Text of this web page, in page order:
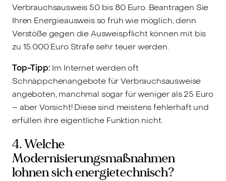
Verbrauchsausweis 50 bis 80 Euro. Beantragen Sie
Ihren Energieausweis so früh wie möglich, denn
Verstöße gegen die Ausweispflicht können mit bis
zu 15.000 Euro Strafe sehr teuer werden.
Top-Tipp: Im Internet werden oft
Schnäppchenangebote für Verbrauchsausweise
angeboten, manchmal sogar für weniger als 25 Euro
– aber Vorsicht! Diese sind meistens fehlerhaft und
erfüllen ihre eigentliche Funktion nicht.
4. Welche
Modernisierungsmaßnahmen
lohnen sich energietechnisch?